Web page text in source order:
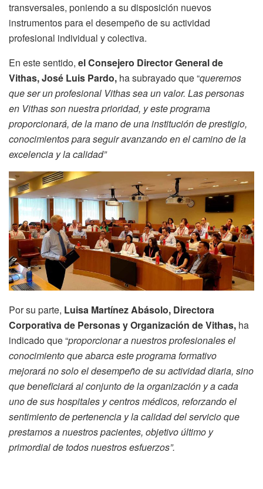
transversales, poniendo a su disposición nuevos
instrumentos para el desempeño de su actividad
profesional individual y colectiva.
En este sentido, el Consejero Director General de
Vithas, José Luis Pardo, ha subrayado que “queremos
que ser un profesional Vithas sea un valor. Las personas
en Vithas son nuestra prioridad, y este programa
proporcionará, de la mano de una institución de prestigio,
conocimientos para seguir avanzando en el camino de la
excelencia y la calidad”
Por su parte, Luisa Martínez Abásolo, Directora
Corporativa de Personas y Organización de Vithas, ha
indicado que “proporcionar a nuestros profesionales el
conocimiento que abarca este programa formativo
mejorará no solo el desempeño de su actividad diaria, sino
que beneficiará al conjunto de la organización y a cada
uno de sus hospitales y centros médicos, reforzando el
sentimiento de pertenencia y la calidad del servicio que
prestamos a nuestros pacientes, objetivo último y
primordial de todos nuestros esfuerzos”.